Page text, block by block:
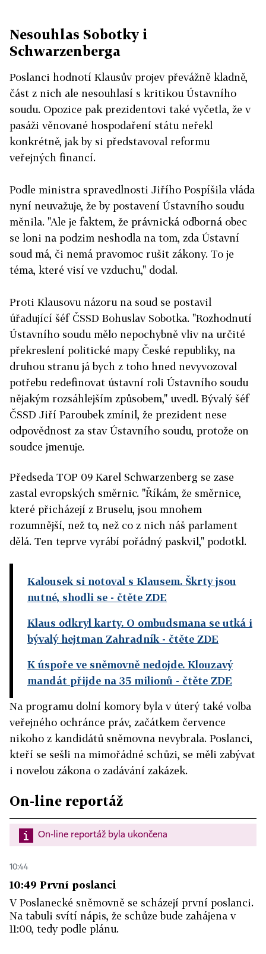
Nesouhlas Sobotky i
Schwarzenberga
Poslanci hodnotí Klausův projev převážně kladně,
část z nich ale nesouhlasí s kritikou Ústavního
soudu. Opozice pak prezidentovi také vyčetla, že v
pasáži věnované hospodaření státu neřekl
konkrétně, jak by si představoval reformu
veřejných financí.
Podle ministra spravedlnosti Jiřího Pospíšila vláda
nyní neuvažuje, že by postavení Ústavního soudu
měnila. "Ale je faktem, že právnická odborná obec
se loni na podzim neshodla na tom, zda Ústavní
soud má, či nemá pravomoc rušit zákony. To je
téma, které visí ve vzduchu," dodal.
Proti Klausovu názoru na soud se postavil
úřadující šéf ČSSD Bohuslav Sobotka. "Rozhodnutí
Ústavního soudu mělo nepochybně vliv na určité
překreslení politické mapy České republiky, na
druhou stranu já bych z toho hned nevyvozoval
potřebu redefinovat ústavní roli Ústavního soudu
nějakým rozsáhlejším způsobem," uvedl. Bývalý šéf
ČSSD Jiří Paroubek zmínil, že prezident nese
odpovědnost za stav Ústavního soudu, protože on
soudce jmenuje.
Předseda TOP 09 Karel Schwarzenberg se zase
zastal evropských směrnic. "Říkám, že směrnice,
které přicházejí z Bruselu, jsou mnohem
rozumnější, než to, než co z nich náš parlament
dělá. Ten teprve vyrábí pořádný paskvil," podotkl.
Kalousek si notoval s Klausem. Škrty jsou
nutné, shodli se - čtěte ZDE
Klaus odkryl karty. O ombudsmana se utká i
bývalý hejtman Zahradník - čtěte ZDE
K úspoře ve sněmovně nedojde. Klouzavý
mandát přijde na 35 milionů - čtěte ZDE
Na programu dolní komory byla v úterý také volba
veřejného ochránce práv, začátkem července
nikoho z kandidátů sněmovna nevybrala. Poslanci,
kteří se sešli na mimořádné schůzi, se měli zabývat
i novelou zákona o zadávání zakázek.
On-line reportáž
On-line reportáž byla ukončena
10:44
10:49 První poslanci
V Poslanecké sněmovně se scházejí první poslanci.
Na tabuli svítí nápis, že schůze bude zahájena v
11:00, tedy podle plánu.